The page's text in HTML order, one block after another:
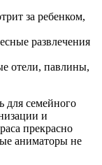
за ребенком,
развлечения
отели, павлины,
для семейного
и
прекрасно
аниматоры не